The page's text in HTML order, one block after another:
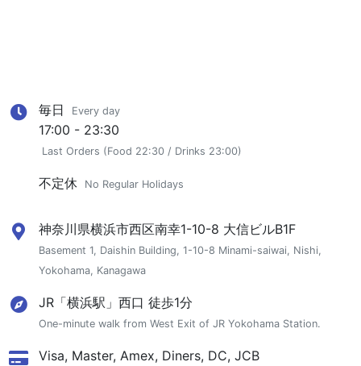
毎日 Every day
17:00 - 23:30
Last Orders (Food 22:30 / Drinks 23:00)
不定休 No Regular Holidays
神奈川県横浜市西区南幸1-10-8 大信ビルB1F
Basement 1, Daishin Building, 1-10-8 Minami-saiwai, Nishi,
Yokohama, Kanagawa
JR「横浜駅」西口 徒歩1分
One-minute walk from West Exit of JR Yokohama Station.
Visa, Master, Amex, Diners, DC, JCB